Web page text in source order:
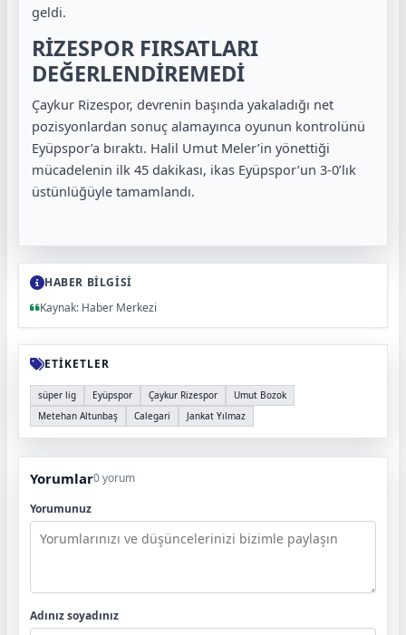
geldi.
RİZESPOR FIRSATLARI
DEĞERLENDİREMEDİ
Çaykur Rizespor, devrenin başında yakaladığı net
pozisyonlardan sonuç alamayınca oyunun kontrolünü
Eyüpspor’a bıraktı. Halil Umut Meler’in yönettiği
mücadelenin ilk 45 dakikası, ikas Eyüpspor’un 3-0’lık
üstünlüğüyle tamamlandı.
HABER BİLGİSİ
Kaynak: Haber Merkezi
ETİKETLER
süper lig Eyüpspor Çaykur Rizespor
Umut Bozok
Metehan Altunbaş
Calegari Jankat Yılmaz
Yorumlar0 yorum
Yorumunuz
Adınız soyadınız